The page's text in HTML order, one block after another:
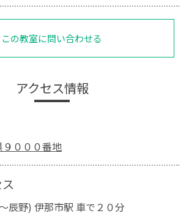
この教室に問い合わせる
アクセス情報
０００番地
辰野) 伊那市駅 車で２０分